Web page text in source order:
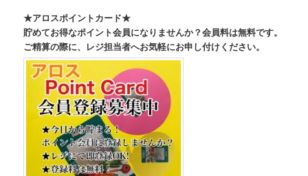
★アロスポイントカード★
貯めてお得なポイント会員になりませんか？会員料は無料です。
ご精算の際に、レジ担当者へお気軽にお申し付けください。